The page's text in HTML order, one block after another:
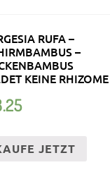
RUFA –
–
KEINE RHIZOME
JETZT